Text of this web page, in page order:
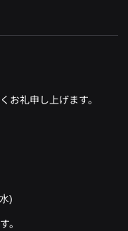
お礼申し上げます。
)
。